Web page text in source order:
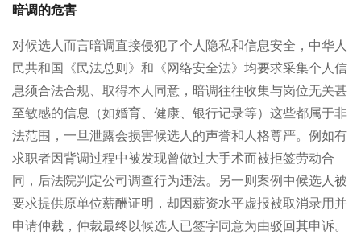
暗调的危害
对候选人而言暗调直接侵犯了个人隐私和信息安全，中华人
民共和国《民法总则》和《网络安全法》均要求采集个人信
息须合法合规、取得本人同意，暗调往往收集与岗位无关甚
至敏感的信息（如婚育、健康、银行记录等）这些都属于非
法范围，一旦泄露会损害候选人的声誉和人格尊严。例如有
求职者因背调过程中被发现曾做过大手术而被拒签劳动合
同，后法院判定公司调查行为违法。另一则案例中候选人被
要求提供原单位薪酬证明，却因薪资水平虚报被取消录用并
申请仲裁，仲裁最终以候选人已签字同意为由驳回其申诉。